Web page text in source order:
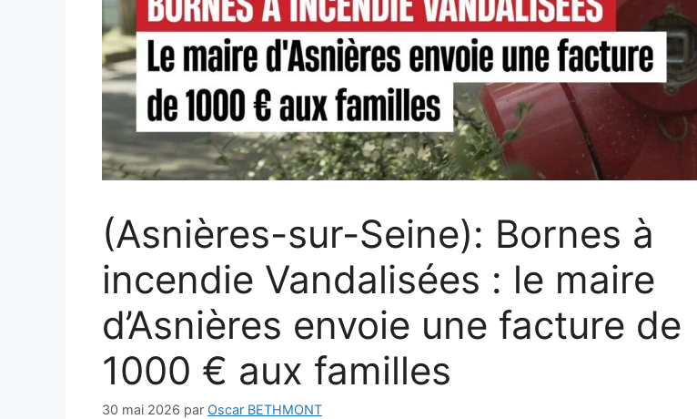
(Asnières-sur-Seine): Bornes à
incendie Vandalisées : le maire
d’Asnières envoie une facture de
1000 € aux familles
30 mai 2026 par Oscar BETHMONT